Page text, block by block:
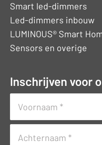
Smart led-dimmers
Led-dimmers inbouw
LUMINOUS® Smart
Sensors en overige
Inschrijven voor